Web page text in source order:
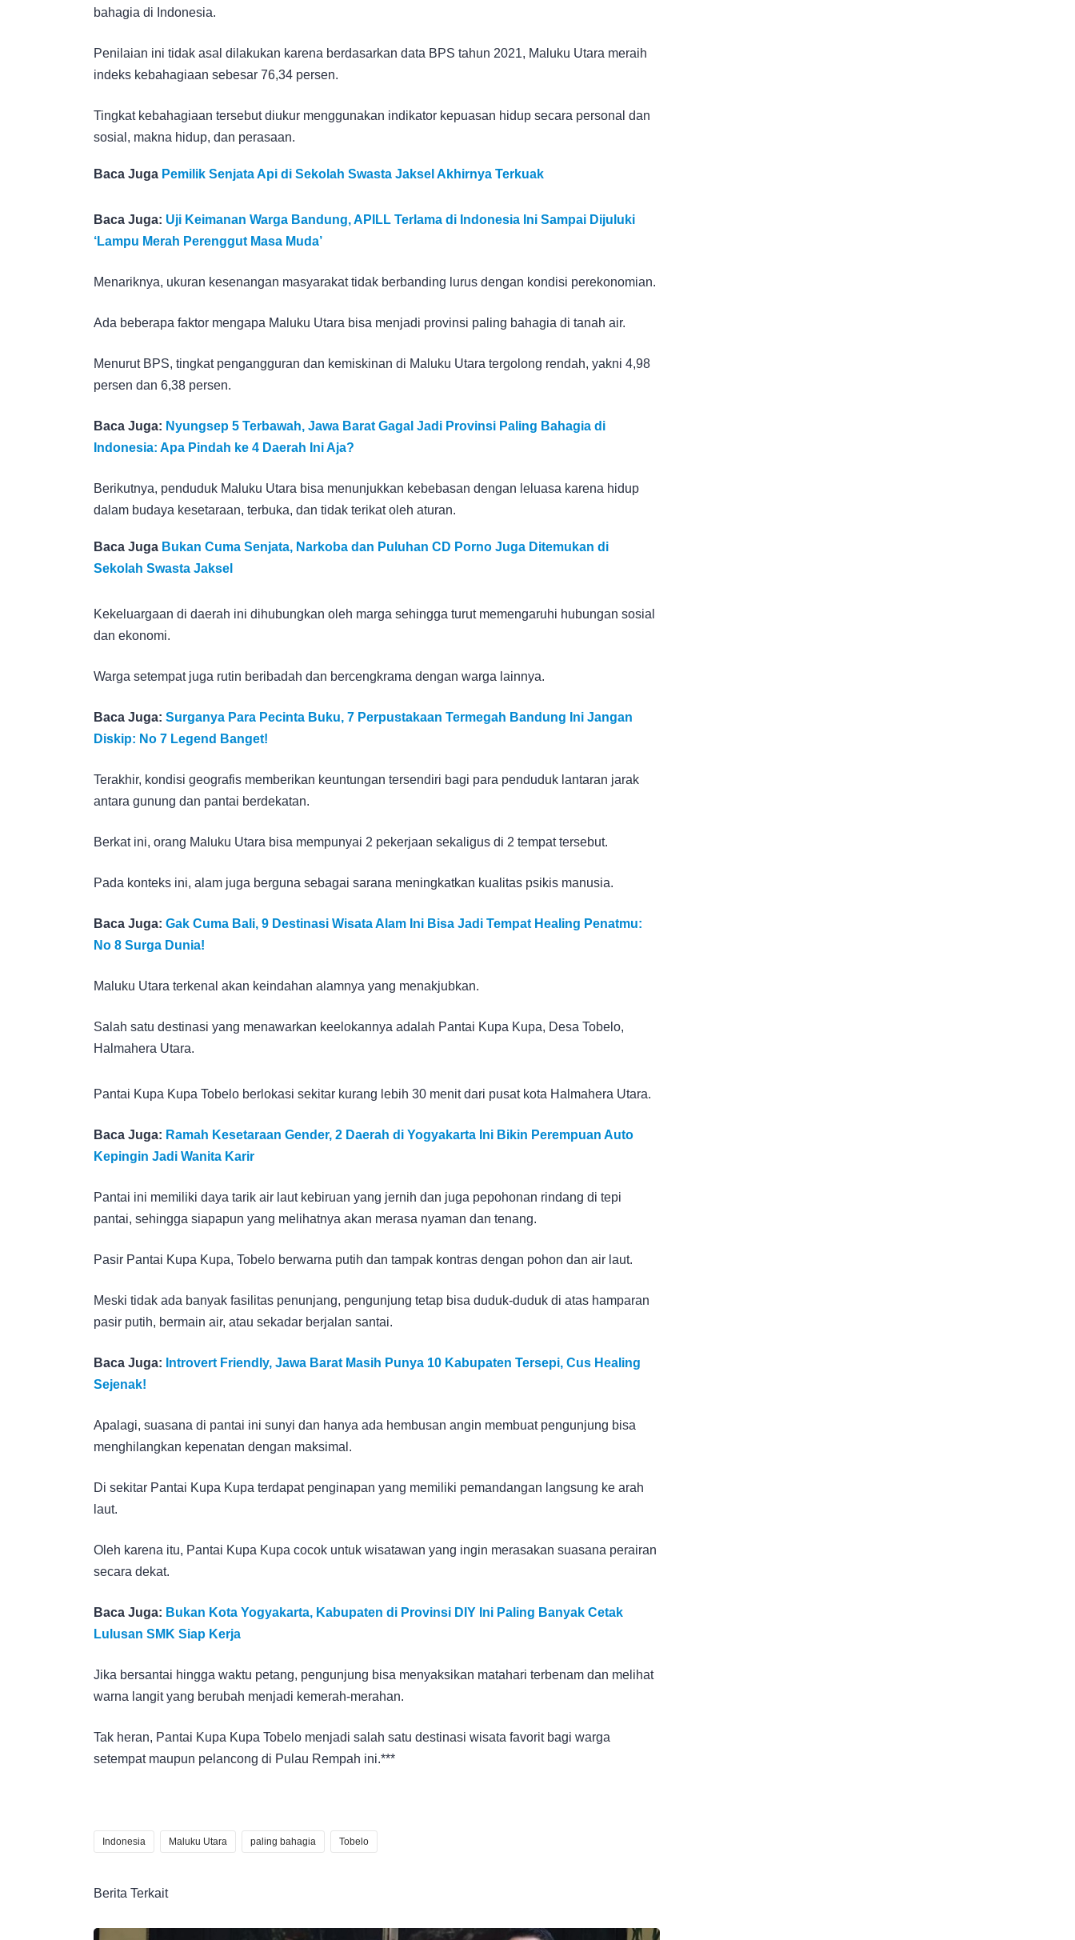
bahagia di Indonesia.
Penilaian ini tidak asal dilakukan karena berdasarkan data BPS tahun 2021, Maluku Utara meraih
indeks kebahagiaan sebesar 76,34 persen.
Tingkat kebahagiaan tersebut diukur menggunakan indikator kepuasan hidup secara personal dan
sosial, makna hidup, dan perasaan.
Baca Juga Pemilik Senjata Api di Sekolah Swasta Jaksel Akhirnya Terkuak
Baca Juga: Uji Keimanan Warga Bandung, APILL Terlama di Indonesia Ini Sampai Dijuluki
‘Lampu Merah Perenggut Masa Muda’
Menariknya, ukuran kesenangan masyarakat tidak berbanding lurus dengan kondisi perekonomian.
Ada beberapa faktor mengapa Maluku Utara bisa menjadi provinsi paling bahagia di tanah air.
Menurut BPS, tingkat pengangguran dan kemiskinan di Maluku Utara tergolong rendah, yakni 4,98
persen dan 6,38 persen.
Baca Juga: Nyungsep 5 Terbawah, Jawa Barat Gagal Jadi Provinsi Paling Bahagia di
Indonesia: Apa Pindah ke 4 Daerah Ini Aja?
Berikutnya, penduduk Maluku Utara bisa menunjukkan kebebasan dengan leluasa karena hidup
dalam budaya kesetaraan, terbuka, dan tidak terikat oleh aturan.
Baca Juga Bukan Cuma Senjata, Narkoba dan Puluhan CD Porno Juga Ditemukan di
Sekolah Swasta Jaksel
Kekeluargaan di daerah ini dihubungkan oleh marga sehingga turut memengaruhi hubungan sosial
dan ekonomi.
Warga setempat juga rutin beribadah dan bercengkrama dengan warga lainnya.
Baca Juga: Surganya Para Pecinta Buku, 7 Perpustakaan Termegah Bandung Ini Jangan
Diskip: No 7 Legend Banget!
Terakhir, kondisi geografis memberikan keuntungan tersendiri bagi para penduduk lantaran jarak
antara gunung dan pantai berdekatan.
Berkat ini, orang Maluku Utara bisa mempunyai 2 pekerjaan sekaligus di 2 tempat tersebut.
Pada konteks ini, alam juga berguna sebagai sarana meningkatkan kualitas psikis manusia.
Baca Juga: Gak Cuma Bali, 9 Destinasi Wisata Alam Ini Bisa Jadi Tempat Healing Penatmu:
No 8 Surga Dunia!
Maluku Utara terkenal akan keindahan alamnya yang menakjubkan.
Salah satu destinasi yang menawarkan keelokannya adalah Pantai Kupa Kupa, Desa Tobelo,
Halmahera Utara.
Pantai Kupa Kupa Tobelo berlokasi sekitar kurang lebih 30 menit dari pusat kota Halmahera Utara.
Baca Juga: Ramah Kesetaraan Gender, 2 Daerah di Yogyakarta Ini Bikin Perempuan Auto
Kepingin Jadi Wanita Karir
Pantai ini memiliki daya tarik air laut kebiruan yang jernih dan juga pepohonan rindang di tepi
pantai, sehingga siapapun yang melihatnya akan merasa nyaman dan tenang.
Pasir Pantai Kupa Kupa, Tobelo berwarna putih dan tampak kontras dengan pohon dan air laut.
Meski tidak ada banyak fasilitas penunjang, pengunjung tetap bisa duduk-duduk di atas hamparan
pasir putih, bermain air, atau sekadar berjalan santai.
Baca Juga: Introvert Friendly, Jawa Barat Masih Punya 10 Kabupaten Tersepi, Cus Healing
Sejenak!
Apalagi, suasana di pantai ini sunyi dan hanya ada hembusan angin membuat pengunjung bisa
menghilangkan kepenatan dengan maksimal.
Di sekitar Pantai Kupa Kupa terdapat penginapan yang memiliki pemandangan langsung ke arah
laut.
Oleh karena itu, Pantai Kupa Kupa cocok untuk wisatawan yang ingin merasakan suasana perairan
secara dekat.
Baca Juga: Bukan Kota Yogyakarta, Kabupaten di Provinsi DIY Ini Paling Banyak Cetak
Lulusan SMK Siap Kerja
Jika bersantai hingga waktu petang, pengunjung bisa menyaksikan matahari terbenam dan melihat
warna langit yang berubah menjadi kemerah-merahan.
Tak heran, Pantai Kupa Kupa Tobelo menjadi salah satu destinasi wisata favorit bagi warga
setempat maupun pelancong di Pulau Rempah ini.***
Indonesia Maluku Utara paling bahagia Tobelo
Berita Terkait